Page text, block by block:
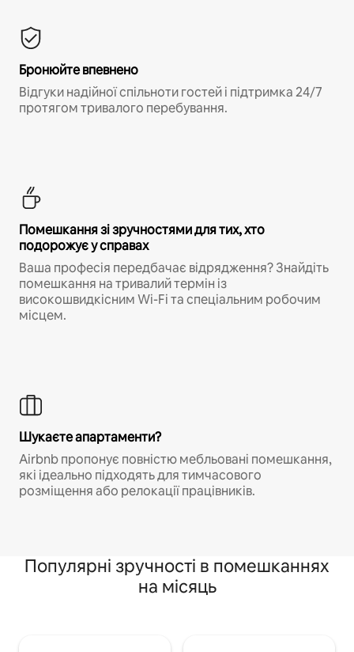
Бронюйте впевнено
Відгуки надійної спільноти гостей і підтримка 24/7
протягом тривалого перебування.
Помешкання зі зручностями для тих, хто
подорожує у справах
Ваша професія передбачає відрядження? Знайдіть
помешкання на тривалий термін із
високошвидкісним Wi-Fi та спеціальним робочим
місцем.
Шукаєте апартаменти?
Airbnb пропонує повністю мебльовані помешкання,
які ідеально підходять для тимчасового
розміщення або релокації працівників.
Популярні зручності в помешканнях
на місяць